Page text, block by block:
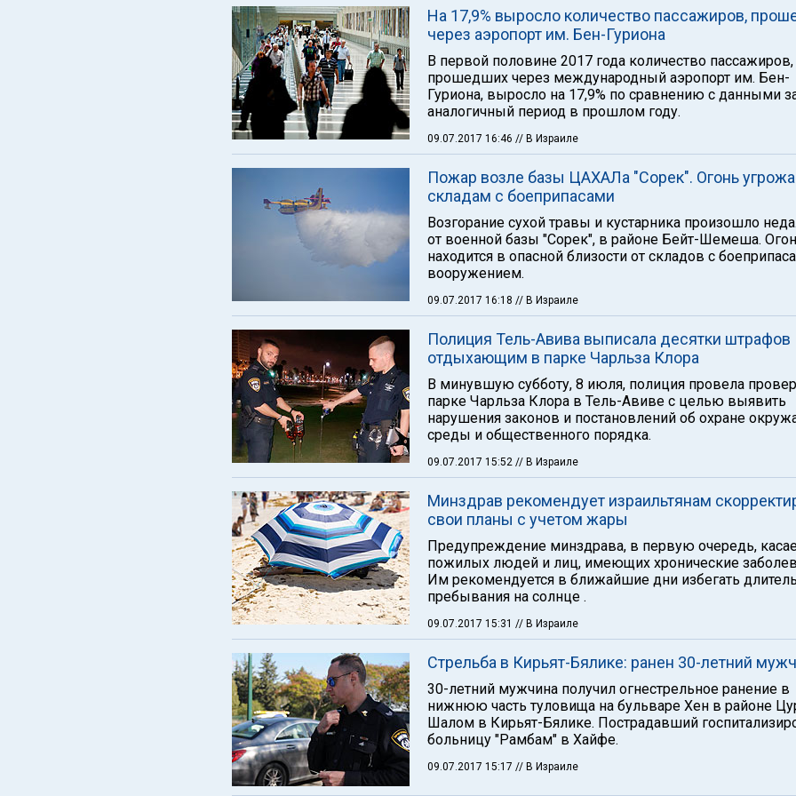
На 17,9% выросло количество пассажиров,
через аэропорт им. Бен-Гуриона
В первой половине 2017 года количество пассажиров,
прошедших через международный аэропорт им. Бен-
Гуриона, выросло на 17,9% по сравнению с данными
аналогичный период в прошлом году.
09.07.2017 16:46 // В Израиле
Пожар возле базы ЦАХАЛа "Сорек". Огонь
складам с боеприпасами
Возгорание сухой травы и кустарника произошло
от военной базы "Сорек", в районе Бейт-Шемеша.
находится в опасной близости от складов с
вооружением.
09.07.2017 16:18 // В Израиле
Полиция Тель-Авива выписала десятки штрафов
отдыхающим в парке Чарльза Клора
В минувшую субботу, 8 июля, полиция провела
парке Чарльза Клора в Тель-Авиве с целью выявить
нарушения законов и постановлений об охране
среды и общественного порядка.
09.07.2017 15:52 // В Израиле
Минздрав рекомендует израильтянам
свои планы с учетом жары
Предупреждение минздрава, в первую очередь,
пожилых людей и лиц, имеющих хронические
Им рекомендуется в ближайшие дни избегать
пребывания на солнце .
09.07.2017 15:31 // В Израиле
Стрельба в Кирьят-Бялике: ранен 30-летний
30-летний мужчина получил огнестрельное ранение в
нижнюю часть туловища на бульваре Хен в районе
Шалом в Кирьят-Бялике. Пострадавший
больницу "Рамбам" в Хайфе.
09.07.2017 15:17 // В Израиле